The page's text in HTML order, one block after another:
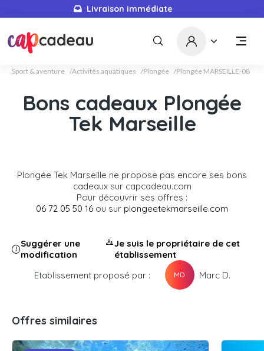
Livraison immédiate
Sport & aventure Activités aquatiques Plongée Plongée MARSEILLE-08
Bons cadeaux Plongée
Tek Marseille
Plongée Tek Marseille ne propose pas encore ses bons
cadeaux sur capcadeau.com
Pour découvrir ses offres :
06 72 05 50 16 ou sur plongeetekmarseille.com
Suggérer une
modification
Je suis le propriétaire de cet
établissement
Etablissement proposé par :
MD Marc D.
Offres similaires